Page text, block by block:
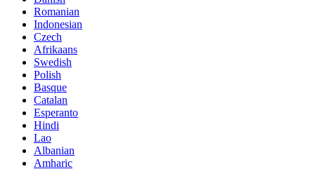
Romanian
Indonesian
Czech
Afrikaans
Swedish
Polish
Basque
Catalan
Esperanto
Hindi
Lao
Albanian
Amharic